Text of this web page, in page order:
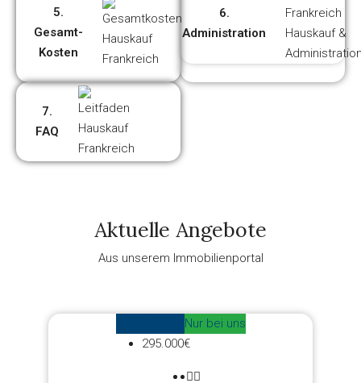
5.
Gesamt-
Kosten
6.
Administration
7.
FAQ
Aktuelle Angebote
Aus unserem Immobilienportal
Nur bei uns
295.000€